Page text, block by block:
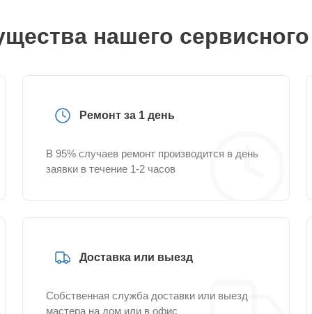
нашего
Ремонт за 1 день
В 95% случаев ремонт производится в день
заявки в течение 1-2 часов
Доставка или выезд
Собственная служба доставки или выезд
мастера на дом или в офис